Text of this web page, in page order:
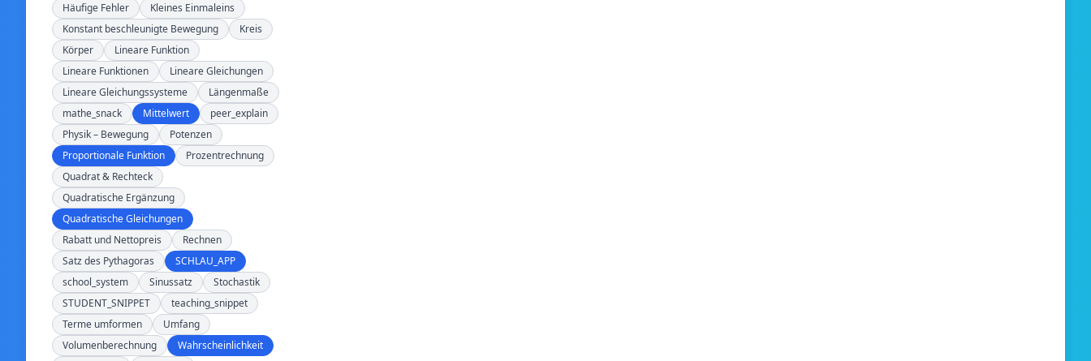
Häufige Fehler
Kleines Einmaleins
Konstant beschleunigte Bewegung
Kreis
Körper
Lineare Funktion
Lineare Funktionen
Lineare Gleichungen
Lineare Gleichungssysteme
Längenmaße
mathe_snack
Mittelwert
peer_explain
Physik – Bewegung
Potenzen
Proportionale Funktion
Prozentrechnung
Quadrat & Rechteck
Quadratische Ergänzung
Quadratische Gleichungen
Rabatt und Nettopreis
Rechnen
Satz des Pythagoras
SCHLAU_APP
school_system
Sinussatz
Stochastik
STUDENT_SNIPPET
teaching_snippet
Terme umformen
Umfang
Volumenberechnung
Wahrscheinlichkeit